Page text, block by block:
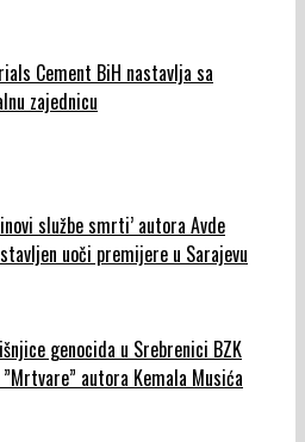
Cement BiH nastavlja sa
zajednicu
službe smrti’ autora Avde
uoči premijere u Sarajevu
genocida u Srebrenici BZK
autora Kemala Musića